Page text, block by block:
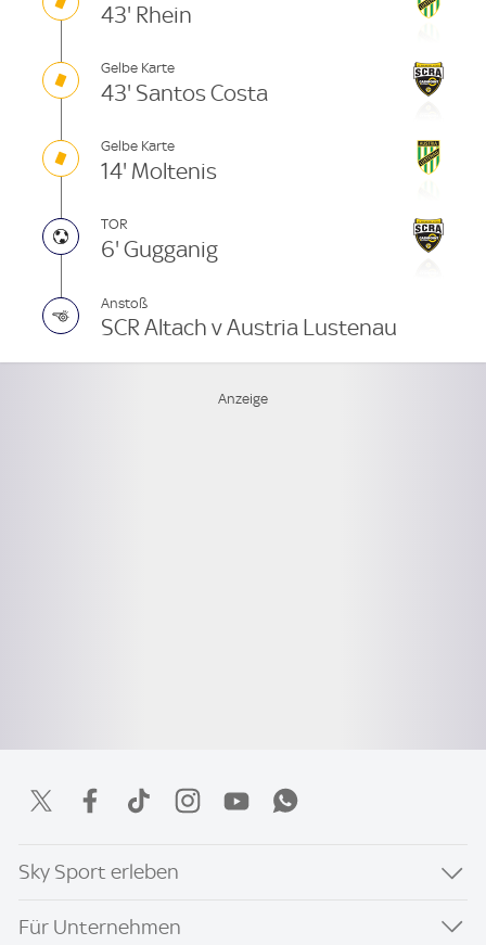
43' Rhein
Gelbe Karte
43' Santos Costa
Gelbe Karte
14' Moltenis
TOR
6' Gugganig
Anstoß
SCR Altach v Austria Lustenau
Sky Sport erleben
Für Unternehmen